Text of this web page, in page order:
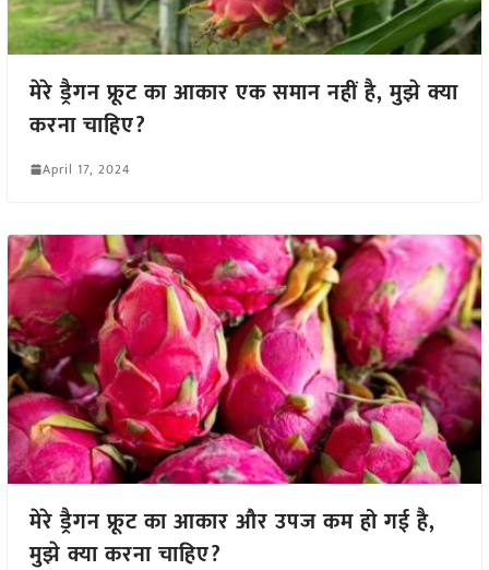
मेरे ड्रैगन फ्रूट का आकार एक समान नहीं है, मुझे क्या
करना चाहिए?
April 17, 2024
मेरे ड्रैगन फ्रूट का आकार और उपज कम हो गई है,
मुझे क्या करना चाहिए?